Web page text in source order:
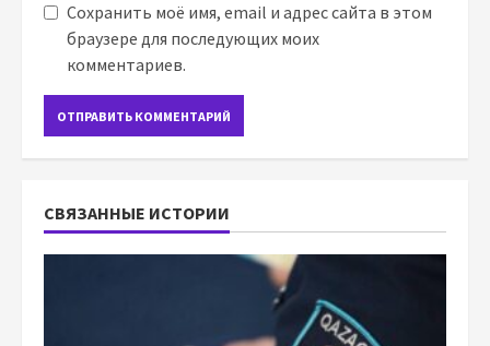
Сохранить моё имя, email и адрес сайта в этом
браузере для последующих моих
комментариев.
СВЯЗАННЫЕ ИСТОРИИ